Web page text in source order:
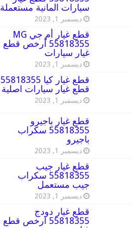
سيارات المانية مستعملة
ديسمبر 1, 2023
قطع غيار أم جي MG
55818355 أرخص قطع
غيار سيارات
ديسمبر 1, 2023
قطع غيار كيا 55818355
قطع غيار سيارات اصلية
ديسمبر 1, 2023
قطع غيار باجيرو
55818355 سكراب
باجيرو
ديسمبر 1, 2023
قطع غيار جيب
55818355 سكراب
جيب مستعمل
ديسمبر 1, 2023
قطع غيار دودج
55818355 ارخص قطع